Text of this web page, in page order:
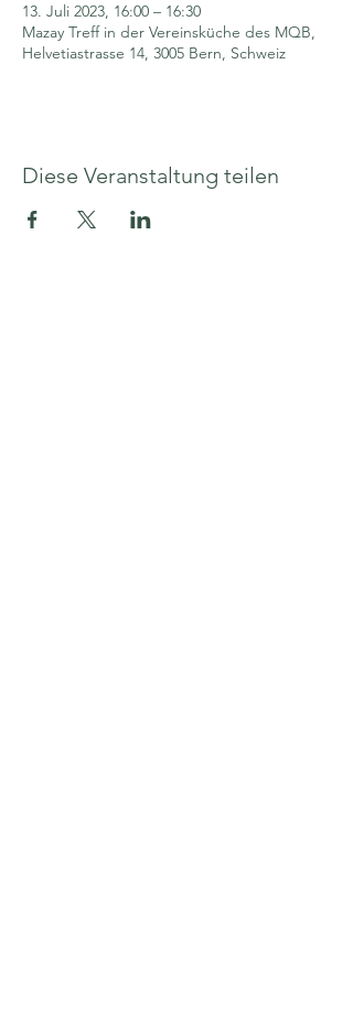
13. Juli 2023, 16:00 – 16:30
Mazay Treff in der Vereinsküche des MQB,
Helvetiastrasse 14, 3005 Bern, Schweiz
Diese Veranstaltung teilen